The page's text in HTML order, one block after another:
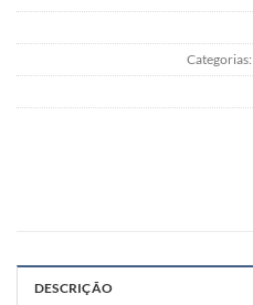
Categorias:
DESCRIÇÃO